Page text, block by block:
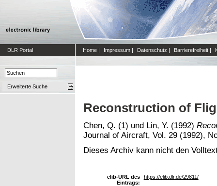
DLR Portal Home | Impressum | Datenschutz | Barrierefreiheit |
Erweiterte Suche
Reconstruction of
Chen, Q. (1) und Lin, Y. (1992)
Journal of Aircraft, Vol. 29 (1992),
Dieses Archiv kann nicht den
elib-URL des
Eintrags:
https://elib.dlr.de/29811/